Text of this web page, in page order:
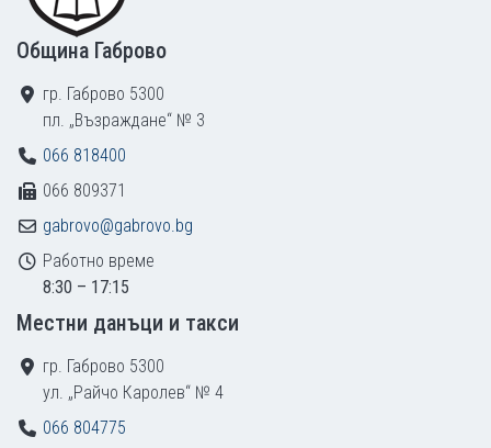
Община Габрово
гр. Габрово 5300
пл. „Възраждане“ № 3
066 818400
066 809371
gabrovo@gabrovo.bg
Работно време
8:30 – 17:15
Местни данъци и такси
гр. Габрово 5300
ул. „Райчо Каролев“ № 4
066 804775